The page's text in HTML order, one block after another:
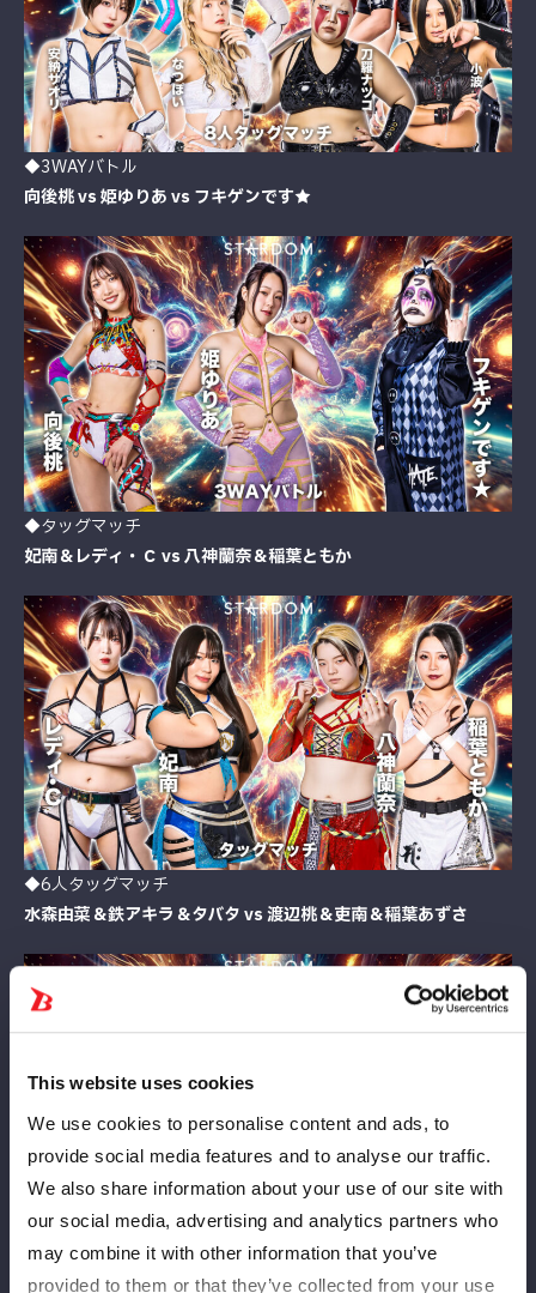
This website uses cookies
We use cookies to personalise content and ads, to
provide social media features and to analyse our traffic.
We also share information about your use of our site with
our social media, advertising and analytics partners who
may combine it with other information that you’ve
provided to them or that they’ve collected from your use
◆3WAYバトル
向後桃 vs 姫ゆりあ vs フキゲンです★
◆タッグマッチ
妃南＆レディ・Ｃ vs 八神蘭奈＆稲葉ともか
◆6人タッグマッチ
水森由菜＆鉄アキラ＆タバタ vs 渡辺桃＆吏南＆稲葉あずさ
◆8人タッグマッチ
舞華＆月山和香＆HANAKO＆梨杏 vs 橋本千紘＆優宇＆岡優里佳